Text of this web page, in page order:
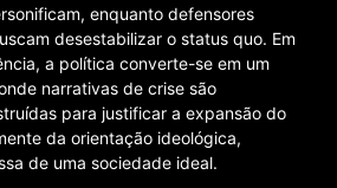
enquanto defensores
desestabilizar o status quo. Em
a política converte-se em um
narrativas de crise são
para justificar a expansão do
da orientação ideológica,
de uma sociedade ideal.